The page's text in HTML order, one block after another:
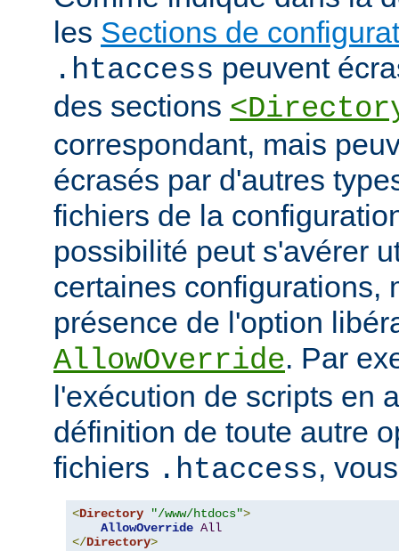
les Sections de
.htaccess peuvent
des sections
correspondant, mais
écrasés par d'autres
fichiers de la
possibilité peut s'avérer
certaines configurations,
présence de l'option
AllowOverride. Par
l'exécution de scripts en
définition de toute autre
fichiers .htaccess,
<Directory "/www/htdocs">
AllowOverride All
</Directory>